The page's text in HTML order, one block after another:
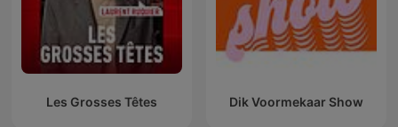
Les Grosses Têtes Dik Voormekaar Show